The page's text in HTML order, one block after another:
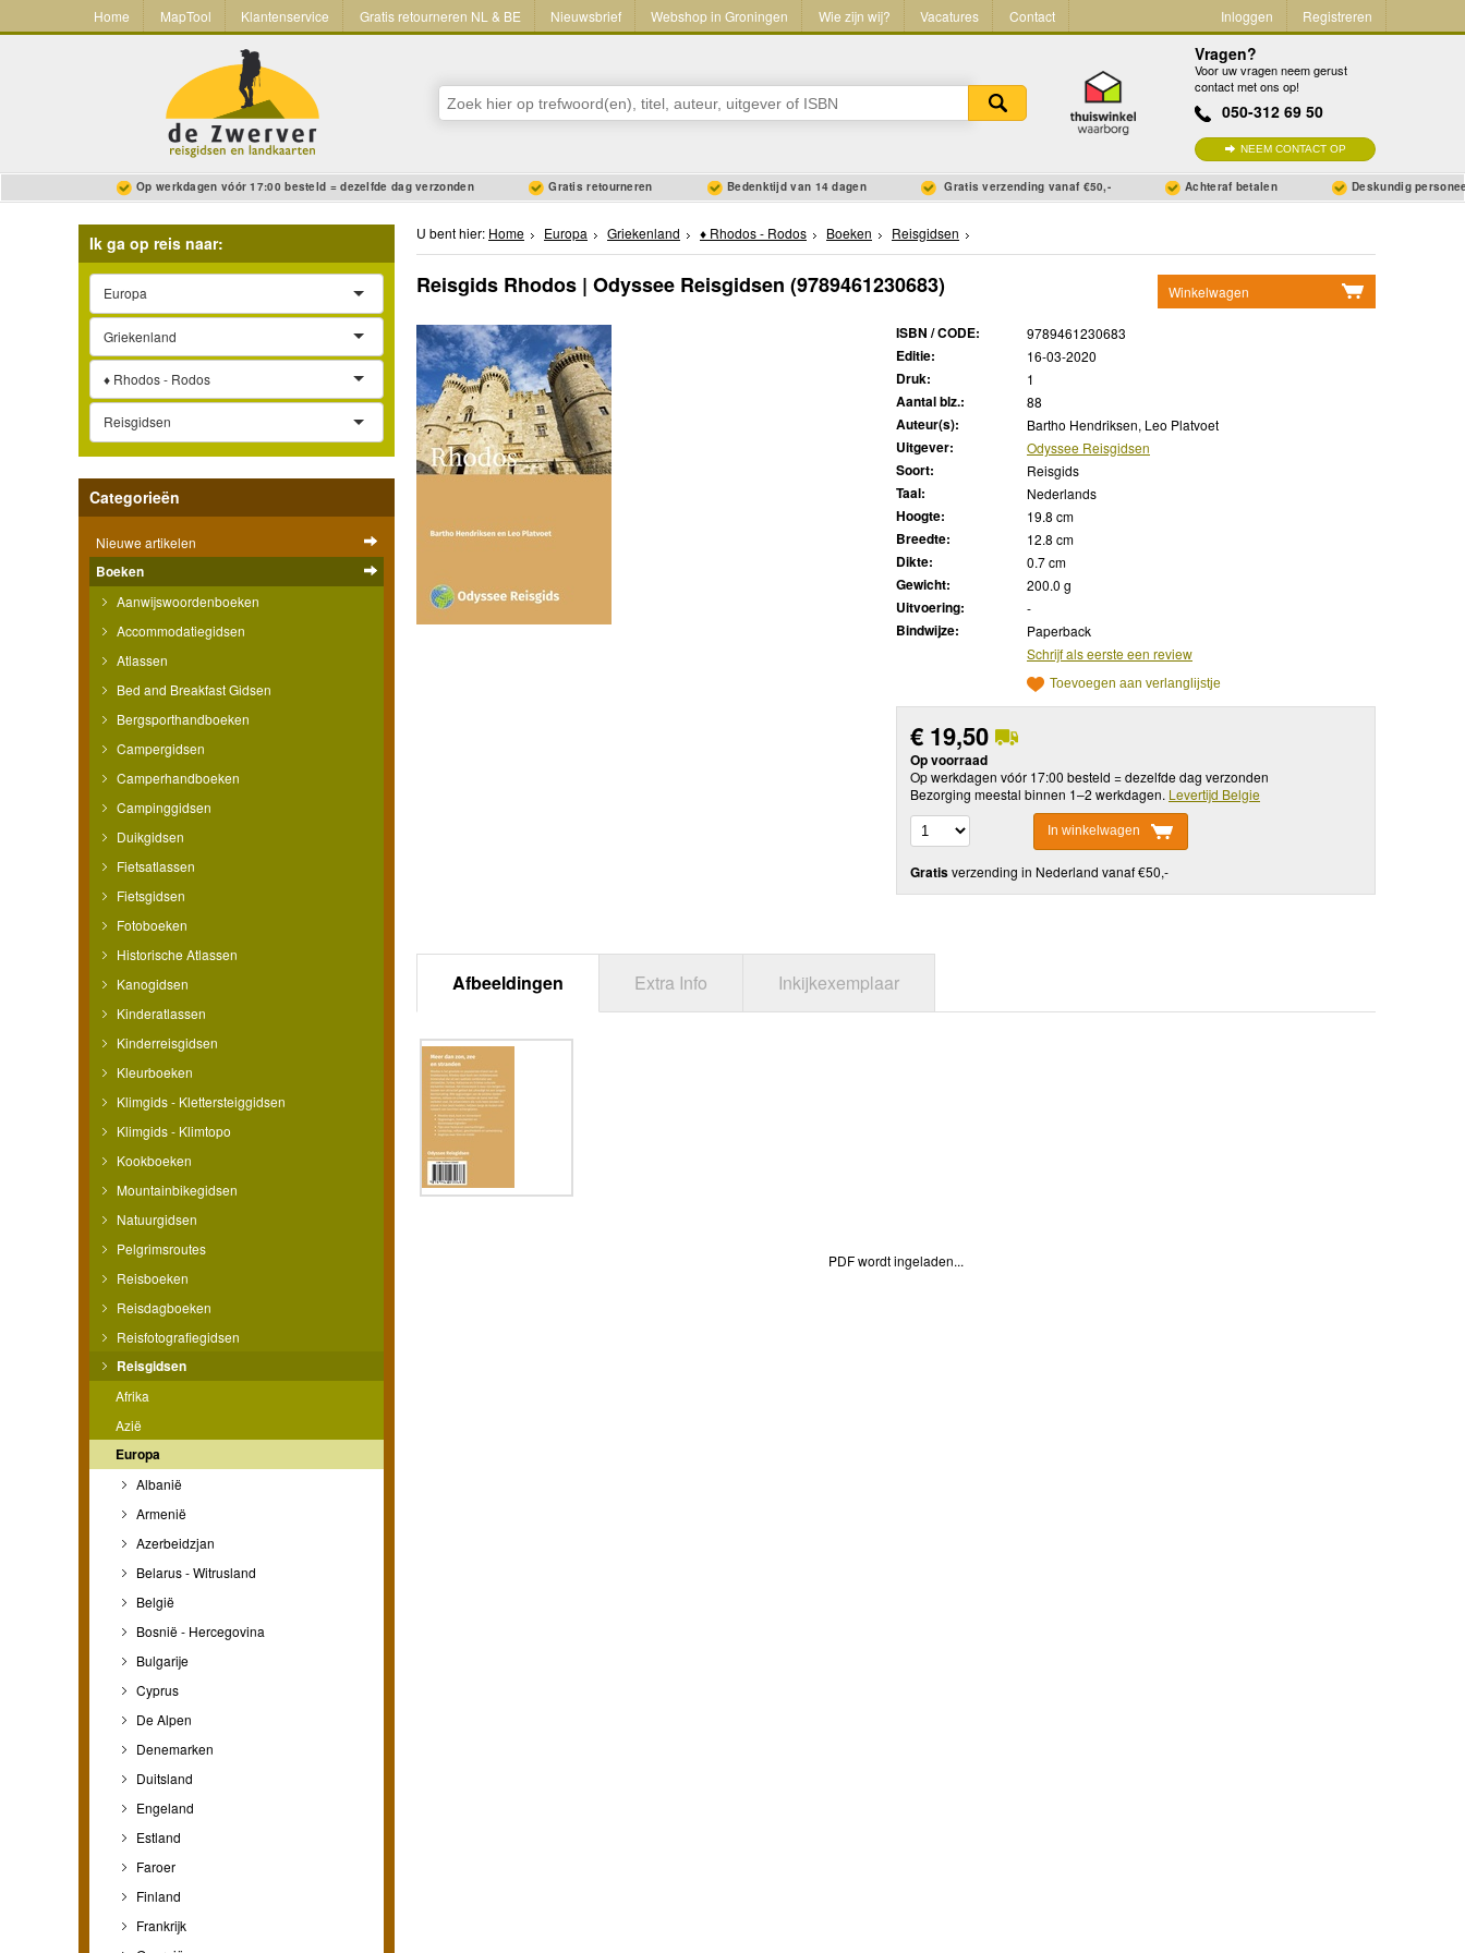
Home MapTool Klantenservice Gratis retourneren NL & BE Nieuwsbrief Webshop in Groningen Wie zijn wij? Vacatures Contact Inloggen Registreren
Vragen?
Voor uw vragen neem gerust
contact met ons op!
050-312 69 50
NEEM CONTACT OP
Op werkdagen vóór 17:00 besteld = dezelfde dag verzonden Gratis retourneren Bedenktijd van 14 dagen Gratis verzending vanaf €50,- Achteraf betalen Deskundig
Ik ga op reis naar:
Europa
Griekenland
♦ Rhodos - Rodos
Reisgidsen
Categorieën
Nieuwe artikelen
Boeken
Aanwijswoordenboeken
Accommodatiegidsen
Atlassen
Bed and Breakfast Gidsen
Bergsporthandboeken
Campergidsen
Camperhandboeken
Campinggidsen
Duikgidsen
Fietsatlassen
Fietsgidsen
Fotoboeken
Historische Atlassen
Kanogidsen
Kinderatlassen
Kinderreisgidsen
Kleurboeken
Klimgids - Klettersteiggidsen
Klimgids - Klimtopo
Kookboeken
Mountainbikegidsen
Natuurgidsen
Pelgrimsroutes
Reisboeken
Reisdagboeken
Reisfotografiegidsen
Reisgidsen
Afrika
Azië
Europa
Albanië
Armenië
Azerbeidzjan
Belarus - Witrusland
België
Bosnië - Hercegovina
Bulgarije
Cyprus
De Alpen
Denemarken
Duitsland
Engeland
Estland
Faroer
Finland
Frankrijk
U bent hier: Home Europa Griekenland ♦ Rhodos - Rodos Boeken Reisgidsen
Winkelwagen
Reisgids Rhodos | Odyssee Reisgidsen (9789461230683)
ISBN / CODE: 9789461230683
Editie: 16-03-2020
Druk: 1
Aantal blz.: 88
Auteur(s): Bartho Hendriksen, Leo Platvoet
Uitgever: Odyssee Reisgidsen
Soort: Reisgids
Taal: Nederlands
Hoogte: 19.8 cm
Breedte: 12.8 cm
Dikte: 0.7 cm
Gewicht: 200.0 g
Uitvoering: -
Bindwijze:
Paperback
Schrijf als eerste een review
Toevoegen aan verlanglijstje
€ 19,50
Op voorraad
Op werkdagen vóór 17:00 besteld = dezelfde dag verzonden
Bezorging meestal binnen 1–2 werkdagen. Levertijd Belgie
In winkelwagen
Gratisverzending in Nederland vanaf €50,-
Afbeeldingen Extra Info Inkijkexemplaar
PDF wordt ingeladen...